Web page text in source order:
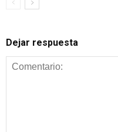
Dejar respuesta